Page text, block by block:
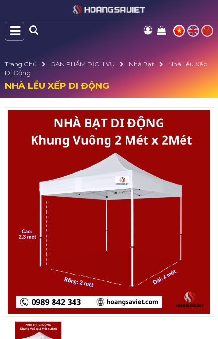
Trang Chủ SẢN PHẨM DỊCH VỤ Nhà Bạt
Nhà Lều Xếp
Di Động
NHÀ LỀU XẾP DI ĐỘNG